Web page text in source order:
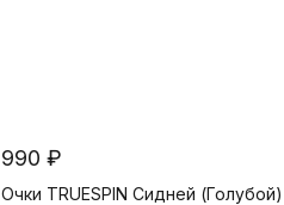
990 ₽
Очки TRUESPIN Сидней (Голубой)